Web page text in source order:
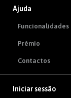
Ajuda
Funcionalidades
Prêmio
Contactos
Iniciar sessão